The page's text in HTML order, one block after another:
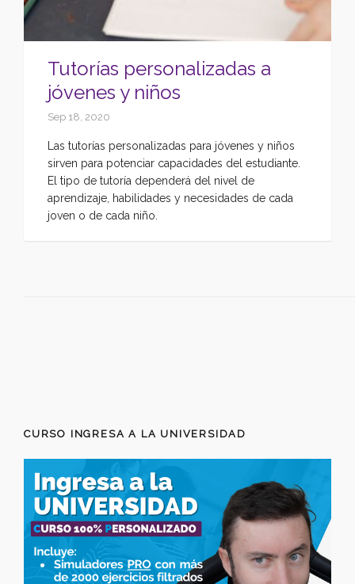
Tutorías personalizadas a
jóvenes y niños
Sep 18, 2020
Las tutorías personalizadas para jóvenes y niños
sirven para potenciar capacidades del estudiante.
El tipo de tutoría dependerá del nivel de
aprendizaje, habilidades y necesidades de cada
joven o de cada niño.
CURSO INGRESA A LA UNIVERSIDAD